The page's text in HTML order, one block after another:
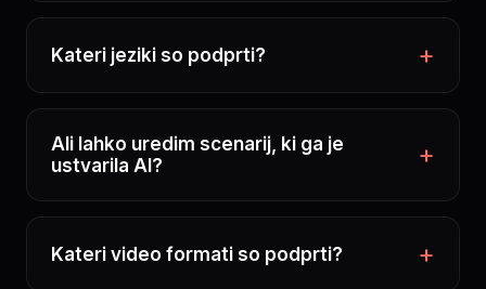
Kateri jeziki so podprti?
Ali lahko uredim scenarij, ki ga je
ustvarila AI?
Kateri video formati so podprti?